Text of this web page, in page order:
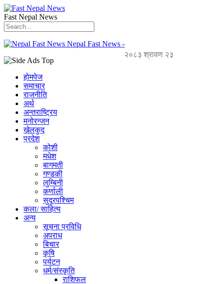
Fast Nepal News
Nepal Fast News -
२०८३ श्रावण २३
होमपेज
समाचार
राजनीति
अर्थ
अन्तराष्ट्रिय
मनोरन्जन
खेलकुद
प्रदेश
कोशी
मधेश
बागमती
गण्डकी
लुम्बिनी
कर्णाली
सुदूरपश्चिम
कला/ साहित्य
अन्य
सूचना प्रविधि
अपराध
बिचार
कृषि
पर्यटन
धर्म/संस्कृति
राशिफल